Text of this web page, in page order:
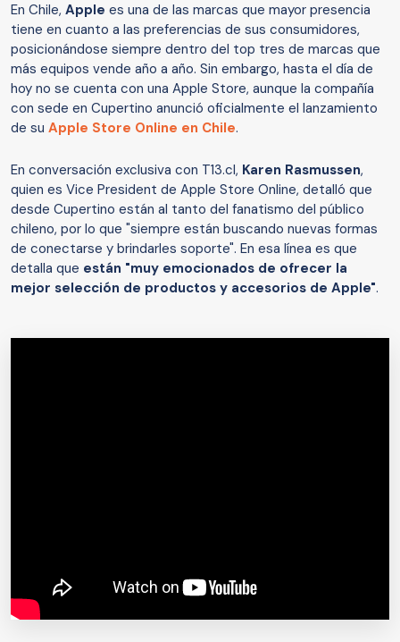
En Chile, Apple es una de las marcas que mayor presencia
tiene en cuanto a las preferencias de sus consumidores,
posicionándose siempre dentro del top tres de marcas que
más equipos vende año a año. Sin embargo, hasta el día de
hoy no se cuenta con una Apple Store, aunque la compañía
con sede en Cupertino anunció oficialmente el lanzamiento
de su Apple Store Online en Chile.
En conversación exclusiva con T13.cl, Karen Rasmussen,
quien es Vice President de Apple Store Online, detalló que
desde Cupertino están al tanto del fanatismo del público
chileno, por lo que "siempre están buscando nuevas formas
de conectarse y brindarles soporte". En esa línea es que
detalla que están "muy emocionados de ofrecer la
mejor selección de productos y accesorios de Apple".